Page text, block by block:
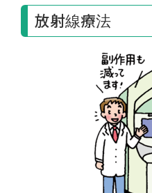
放射線療法